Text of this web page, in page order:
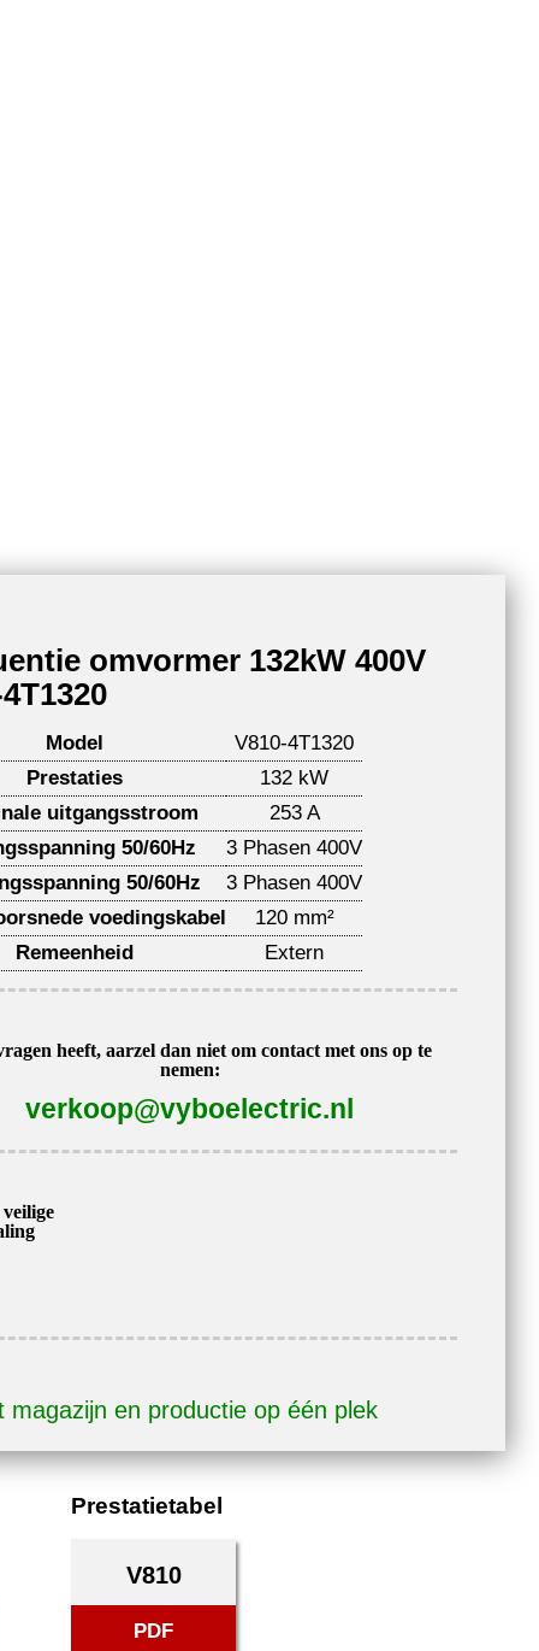
omvormer 132kW 400V
Model
V810-4T1320
Prestaties
132 kW
uitgangsstroom
253 A
50/60Hz
3 Phasen 400V
50/60Hz
3 Phasen 400V
voedingskabel
120 mm²
Remeenheid
Extern
heeft, aarzel dan niet om contact met ons op te
nemen:
verkoop@vyboelectric.nl
magazijn en productie op één plek
Prestatietabel
V810
PDF